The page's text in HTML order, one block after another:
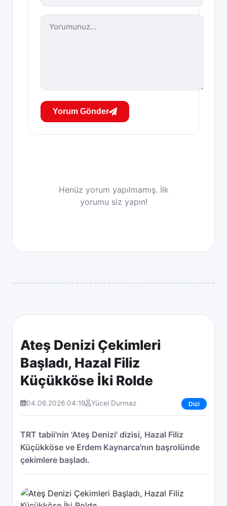
Yorum Gönder
Henüz yorum yapılmamış. İlk
yorumu siz yapın!
Ateş Denizi Çekimleri
Başladı, Hazal Filiz
Küçükköse İki Rolde
04.06.2026 04:19 Yücel Durmaz Dizi
TRT tabii'nin 'Ateş Denizi' dizisi, Hazal Filiz
Küçükköse ve Erdem Kaynarca'nın başrolünde
çekimlere başladı.